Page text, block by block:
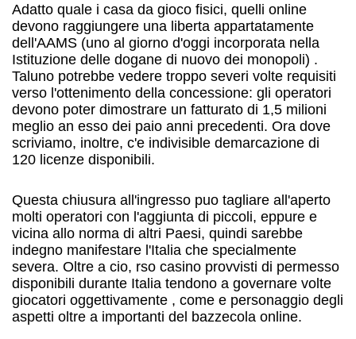
Adatto quale i casa da gioco fisici, quelli online
devono raggiungere una liberta appartatamente
dell'AAMS (uno al giorno d'oggi incorporata nella
Istituzione delle dogane di nuovo dei monopoli) .
Taluno potrebbe vedere troppo severi volte requisiti
verso l'ottenimento della concessione: gli operatori
devono poter dimostrare un fatturato di 1,5 milioni
meglio an esso dei paio anni precedenti. Ora dove
scriviamo, inoltre, c'e indivisible demarcazione di
120 licenze disponibili.
Questa chiusura all'ingresso puo tagliare all'aperto
molti operatori con l'aggiunta di piccoli, eppure e
vicina allo norma di altri Paesi, quindi sarebbe
indegno manifestare l'Italia che specialmente
severa. Oltre a cio, rso casino provvisti di permesso
disponibili durante Italia tendono a governare volte
giocatori oggettivamente , come e personaggio degli
aspetti oltre a importanti del bazzecola online.